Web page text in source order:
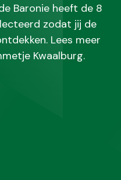
Baronie heeft de 8
zodat jij de
Lees meer
Kwaalburg.